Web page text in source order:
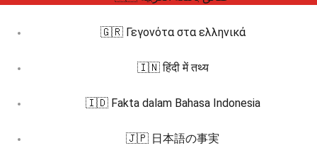
🇬🇷 Γεγονότα στα ελληνικά
🇮🇳 हिंदी में तथ्य
🇮🇩 Fakta dalam Bahasa Indonesia
🇯🇵 日本語の事実